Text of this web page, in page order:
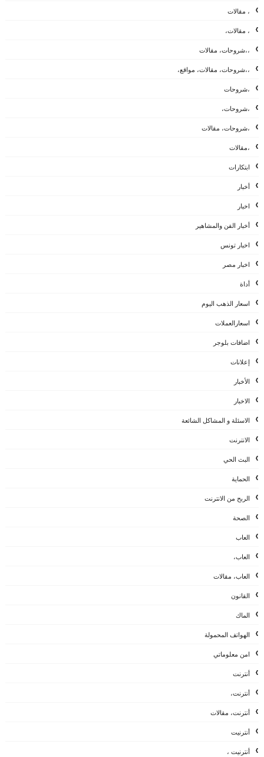
، مقالات
، مقالات،
،،شروحات، مقالات
،،شروحات، مقالات، مواقع،
،شروحات
،شروحات،
،شروحات، مقالات
،مقالات
ابتكارات
أخبار
اخبار
أخبار الفن والمشاهير
اخبار تونس
اخبار مصر
أداة
اسعار الذهب اليوم
اسعارالعملات
اضافات بلوجر
إعلانات
الأخبار
الاخبار
الاسئلة و المشاكل الشائعة
الانترنت
البث الحي
الحماية
الربح من الانترنت
الصحة
العاب
العاب،
العاب، مقالات
القانون
الماك
الهواتف المحمولة
امن معلوماتي
أنترنت
أنترنت،
أنترنت، مقالات
أنترنيت
أنترنيت ،